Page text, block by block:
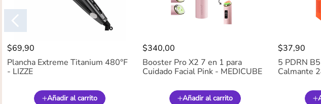
$69,90
Plancha Extreme Titanium 480°F
- LIZZE
Añadir al carrito
$340,00
Booster Pro X2 7 en 1 para
Cuidado Facial Pink - MEDICUBE
Añadir al carrito
$37,90
5 PDRN
Calmante